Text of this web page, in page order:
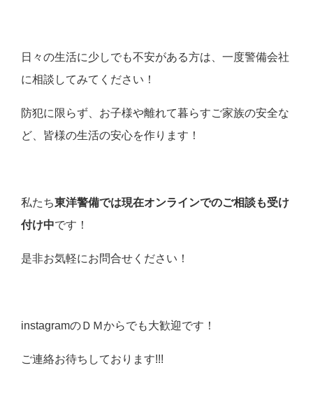
日々の生活に少しでも不安がある方は、一度警備会社
に相談してみてください！
防犯に限らず、お子様や離れて暮らすご家族の安全な
ど、皆様の生活の安心を作ります！
私たち東洋警備では現在オンラインでのご相談も受け
付け中です！
是非お気軽にお問合せください！
instagramのＤＭからでも大歓迎です！
ご連絡お待ちしております!!!